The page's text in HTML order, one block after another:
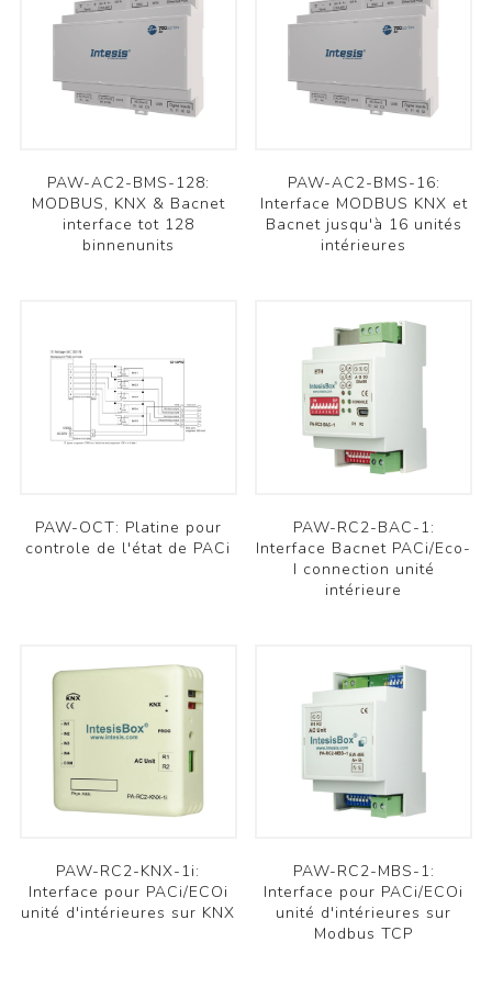
PAW-AC2-BMS-128:
MODBUS, KNX & Bacnet
interface tot 128
binnenunits
PAW-AC2-BMS-16:
Interface MODBUS KNX et
Bacnet jusqu'à 16 unités
intérieures
PAW-OCT: Platine pour
controle de l'état de PACi
PAW-RC2-BAC-1:
Interface Bacnet PACi/Eco-
I connection unité
intérieure
PAW-RC2-KNX-1i:
Interface pour PACi/ECOi
unité d'intérieures sur KNX
PAW-RC2-MBS-1:
Interface pour PACi/ECOi
unité d'intérieures sur
Modbus TCP